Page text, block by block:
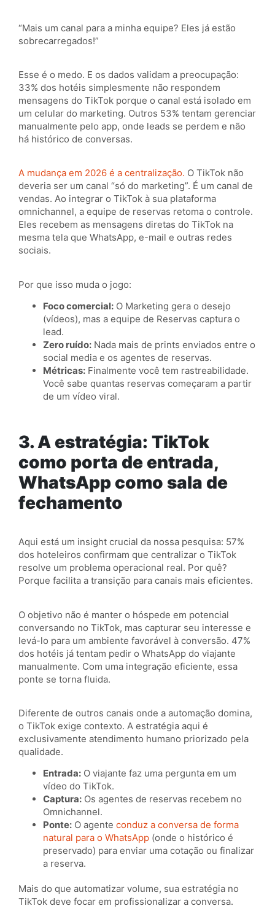
“Mais um canal para a minha equipe? Eles já estão
sobrecarregados!”
Esse é o medo. E os dados validam a preocupação:
33% dos hotéis simplesmente não respondem
mensagens do TikTok porque o canal está isolado em
um celular do marketing. Outros 53% tentam gerenciar
manualmente pelo app, onde leads se perdem e não
há histórico de conversas.
A mudança em 2026 é a centralização. O TikTok não
deveria ser um canal “só do marketing”. É um canal de
vendas. Ao integrar o TikTok à sua plataforma
omnichannel, a equipe de reservas retoma o controle.
Eles recebem as mensagens diretas do TikTok na
mesma tela que WhatsApp, e-mail e outras redes
sociais.
Por que isso muda o jogo:
Foco comercial: O Marketing gera o desejo
(vídeos), mas a equipe de Reservas captura o
lead.
Zero ruído: Nada mais de prints enviados entre o
social media e os agentes de reservas.
Métricas: Finalmente você tem rastreabilidade.
Você sabe quantas reservas começaram a partir
de um vídeo viral.
3. A estratégia: TikTok
como porta de entrada,
WhatsApp como sala de
fechamento
Aqui está um insight crucial da nossa pesquisa: 57%
dos hoteleiros confirmam que centralizar o TikTok
resolve um problema operacional real. Por quê?
Porque facilita a transição para canais mais eficientes.
O objetivo não é manter o hóspede em potencial
conversando no TikTok, mas capturar seu interesse e
levá-lo para um ambiente favorável à conversão. 47%
dos hotéis já tentam pedir o WhatsApp do viajante
manualmente. Com uma integração eficiente, essa
ponte se torna fluida.
Diferente de outros canais onde a automação domina,
o TikTok exige contexto. A estratégia aqui é
exclusivamente atendimento humano priorizado pela
qualidade.
Entrada: O viajante faz uma pergunta em um
vídeo do TikTok.
Captura: Os agentes de reservas recebem no
Omnichannel.
Ponte: O agente conduz a conversa de forma
natural para o WhatsApp (onde o histórico é
preservado) para enviar uma cotação ou finalizar
a reserva.
Mais do que automatizar volume, sua estratégia no
TikTok deve focar em profissionalizar a conversa.